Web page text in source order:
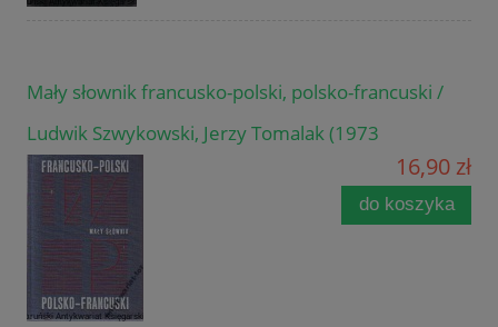
Mały słownik francusko-polski, polsko-francuski /
Ludwik Szwykowski, Jerzy Tomalak (1973
16,90 zł
do koszyka